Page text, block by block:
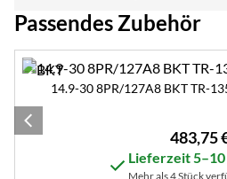
Passendes Zubehör
Zubehör überspringen
14.9-30 8PR/127A8 BKT TR-
483,75
Lieferzeit
Mehr als 4 Stück